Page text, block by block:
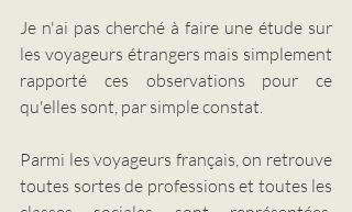
Je n'ai pas cherché à faire une étude sur
les voyageurs étrangers mais simplement
rapporté ces observations pour ce
qu'elles sont, par simple constat.
Parmi les voyageurs français, on retrouve
toutes sortes de professions et toutes les